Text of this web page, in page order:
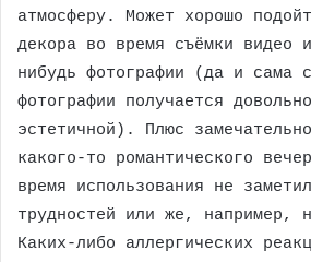
атмосферу. Может хорошо
декора во время съёмки видео
нибудь фотографии (да и сама
фотографии получается
эстетичной). Плюс
какого-то романтического
время использования не
трудностей или же, например,
Каких-либо аллергических